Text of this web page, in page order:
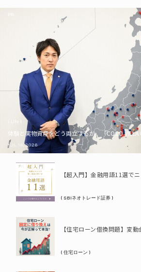
PR
体験と実物資産をどう両立するか。「COCO
JUL. 16, 2026
PR
( SBIネオトレード証券 )
( 住宅ローン )